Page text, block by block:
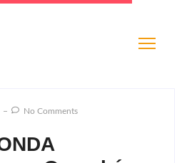
No Comments